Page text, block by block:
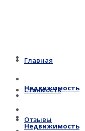
Главная
Стоимость
Отзывы
Недвижимость
Недвижимость